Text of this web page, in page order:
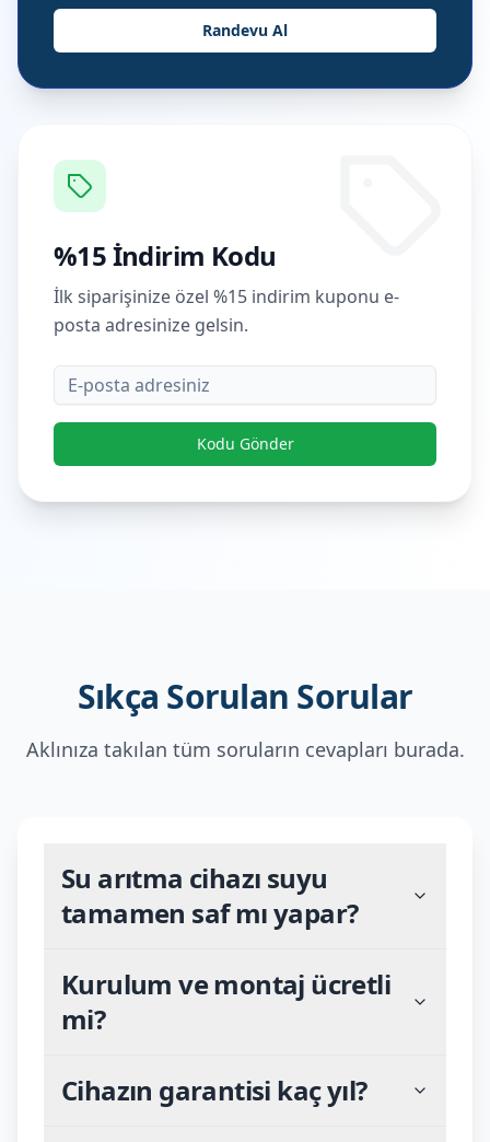
Randevu Al
%15 İndirim Kodu
İlk siparişinize özel %15 indirim kuponu e-
posta adresinize gelsin.
E-posta
Kodu Gönder
Sıkça Sorulan Sorular
Aklınıza takılan tüm soruların cevapları burada.
Su arıtma cihazı suyu
tamamen saf mı yapar?
Kurulum ve montaj ücretli
mi?
Cihazın garantisi kaç yıl?